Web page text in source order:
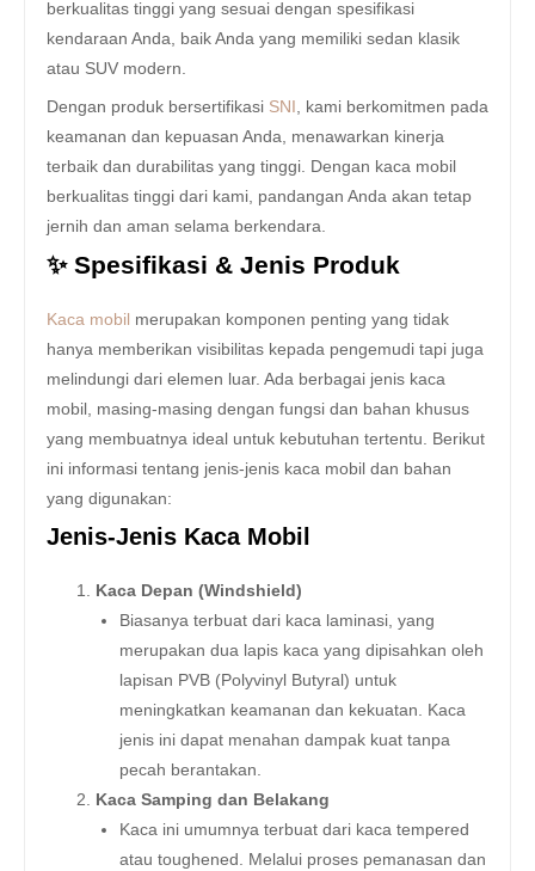
berkualitas tinggi yang sesuai dengan spesifikasi
kendaraan Anda, baik Anda yang memiliki sedan klasik
atau SUV modern.
Dengan produk bersertifikasi SNI
, kami berkomitmen pada
keamanan dan kepuasan Anda, menawarkan kinerja
terbaik dan durabilitas yang tinggi. Dengan kaca mobil
berkualitas tinggi dari kami, pandangan Anda akan tetap
jernih dan aman selama berkendara.
✨ Spesifikasi & Jenis Produk
Kaca mobil merupakan komponen penting yang tidak
hanya memberikan visibilitas kepada pengemudi tapi juga
melindungi dari elemen luar. Ada berbagai jenis kaca
mobil, masing-masing dengan fungsi dan bahan khusus
yang membuatnya ideal untuk kebutuhan tertentu. Berikut
ini informasi tentang jenis-jenis kaca mobil dan bahan
yang digunakan:
Jenis-Jenis Kaca Mobil
Kaca Depan (Windshield)
Biasanya terbuat dari kaca laminasi, yang
merupakan dua lapis kaca yang dipisahkan oleh
lapisan PVB (Polyvinyl Butyral) untuk
meningkatkan keamanan dan kekuatan. Kaca
jenis ini dapat menahan dampak kuat tanpa
pecah berantakan.
Kaca Samping dan Belakang
Kaca ini umumnya terbuat dari kaca tempered
atau toughened. Melalui proses pemanasan dan